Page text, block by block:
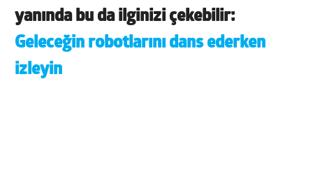
yanında bu da ilginizi çekebilir:
Geleceğin robotlarını dans ederken
izleyin